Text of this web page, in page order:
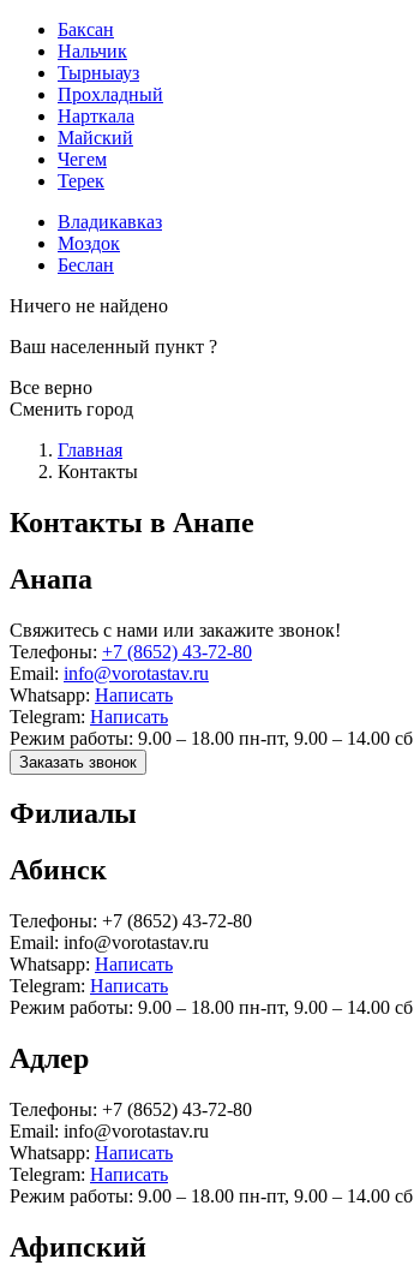
Баксан
Нальчик
Тырныауз
Прохладный
Нарткала
Майский
Чегем
Терек
Владикавказ
Моздок
Беслан
Ничего не найдено
Ваш населенный пункт ?
Все верно
Сменить город
Главная
Контакты
Контакты в Анапе
Анапа
Свяжитесь с нами или закажите звонок!
Телефоны: +7 (8652) 43-72-80
Email: info@vorotastav.ru
Whatsapp: Написать
Telegram: Написать
Режим работы: 9.00 – 18.00 пн-пт, 9.00 – 14.00 сб
Заказать звонок
Филиалы
Абинск
Телефоны: +7 (8652) 43-72-80
Email: info@vorotastav.ru
Whatsapp: Написать
Telegram: Написать
Режим работы: 9.00 – 18.00 пн-пт, 9.00 – 14.00 сб
Адлер
Телефоны: +7 (8652) 43-72-80
Email: info@vorotastav.ru
Whatsapp: Написать
Telegram: Написать
Режим работы: 9.00 – 18.00 пн-пт, 9.00 – 14.00 сб
Афипский